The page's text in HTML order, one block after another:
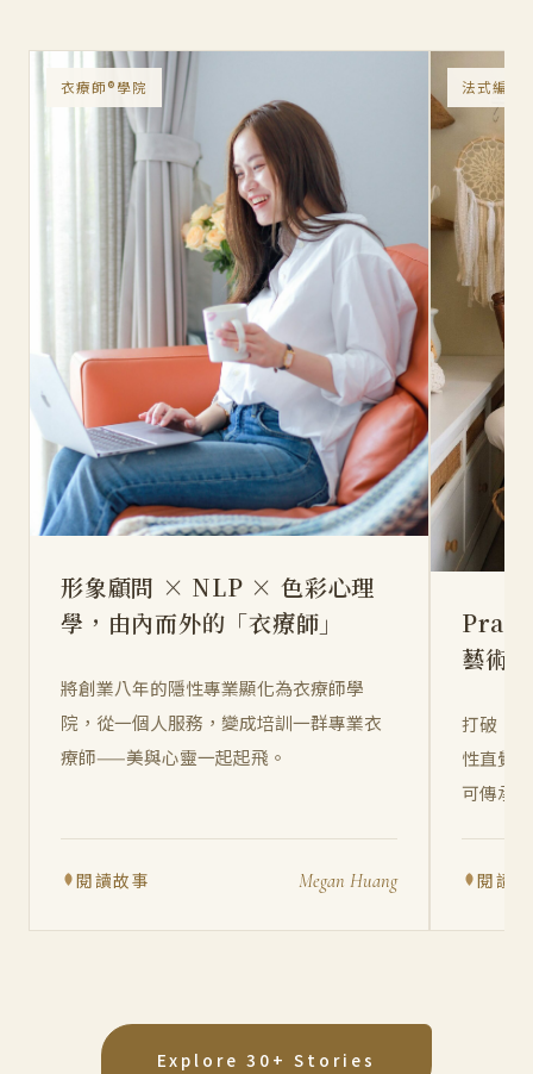
衣療師®學院
形象顧問 × NLP × 色彩心理
學，由內而外的「衣療師」
將創業八年的隱性專業顯化為衣療師學
院，從一個人服務，變成培訓一群專業衣
療師——美與心靈一起起飛。
閱讀故事 Megan Huang
法式編織
藝術
打破「
性直覺
可傳承
閱讀
Explore 30+ Stories